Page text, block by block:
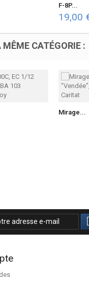
F-8P...
19,00
CATÉGORIE :
Mirage...